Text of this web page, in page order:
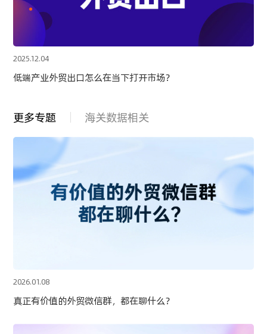
2025.12.04
低端产业外贸出口怎么在当下打开市场？
更多专题 海关数据相关
2026.01.08
真正有价值的外贸微信群，都在聊什么？